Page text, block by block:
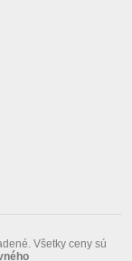
Všetky ceny sú